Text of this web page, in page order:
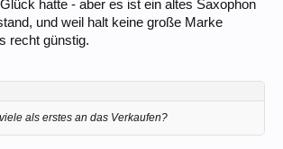
hatte - aber es ist ein altes Saxophon
und weil halt keine große Marke
recht günstig.
als erstes an das Verkaufen?